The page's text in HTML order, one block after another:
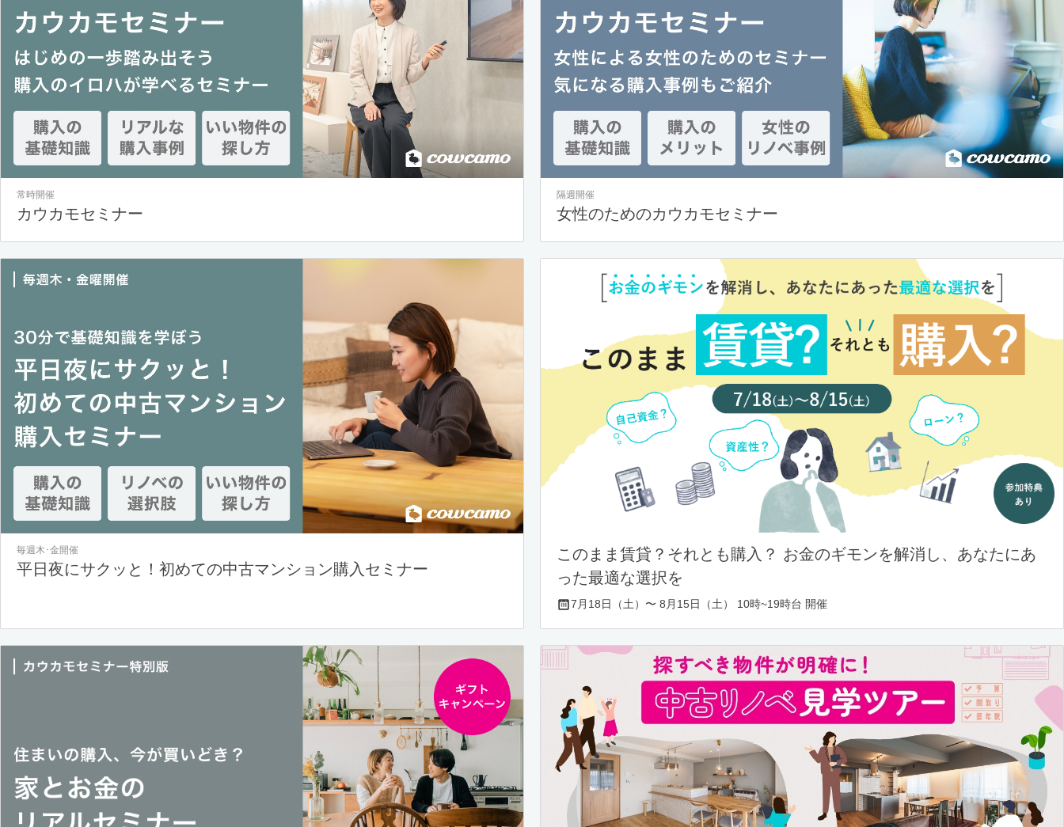
常時開催
カウカモセミナー
隔週開催
女性のためのカウカモセミナー
毎週木･金開催
平日夜にサクッと！初めての中古マンション購入セミナー
このまま賃貸？それとも購入？ お金のギモンを解消し、あなたにあ
った最適な選択を
7月18日（土）〜 8月15日（土） 10時~19時台 開催